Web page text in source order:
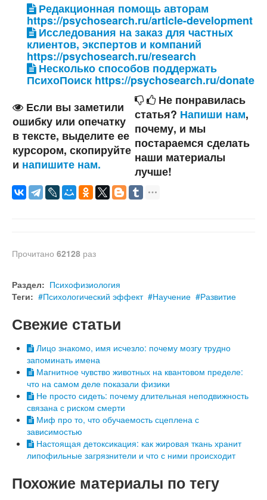
Редакционная помощь авторам
https://psychosearch.ru/article-development
Исследования на заказ для частных
клиентов, экспертов и компаний
https://psychosearch.ru/research
Несколько способов поддержать
ПсихоПоиск https://psychosearch.ru/donate
Если вы заметили
ошибку или опечатку
в тексте, выделите ее
курсором, скопируйте
и напишите нам.
Не понравилась
статья? Напиши нам,
почему, и мы
постараемся сделать
наши материалы
лучше!
Прочитано 62128 раз
Раздел: Психофизиология
Теги:
Психологический эффект Научение Развитие
Свежие статьи
Лицо знакомо, имя исчезло: почему мозгу трудно
запоминать имена
Магнитное чувство животных на квантовом пределе:
что на самом деле показали физики
Не просто сидеть: почему длительная неподвижность
связана с риском смерти
Миф про то, что обучаемость сцеплена с
зависимостью
Настоящая детоксикация: как жировая ткань хранит
липофильные загрязнители и что с ними происходит
Похожие материалы по тегу